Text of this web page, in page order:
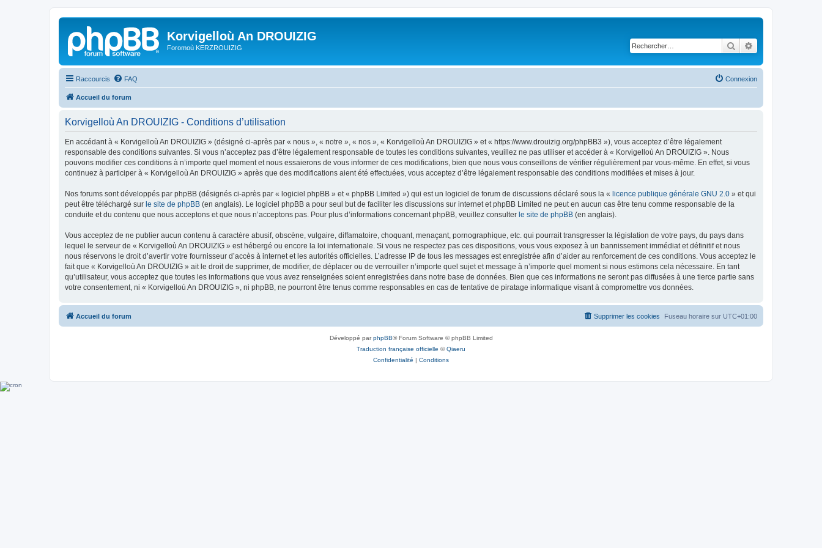
Korvigelloù An DROUIZIG
Foromoù KERZROUIZIG Rechercher
Raccourcis FAQ Connexion
Accueil du forum
Korvigelloù An DROUIZIG - Conditions d’utilisation
En accédant à « Korvigelloù An DROUIZIG » (désigné ci-après par « nous », « notre », « nos », « Korvigelloù An DROUIZIG » et « https://www.drouizig.org/phpBB3 »), vous acceptez d’être légalement
responsable des conditions suivantes. Si vous n’acceptez pas d’être légalement responsable de toutes les conditions suivantes, veuillez ne pas utiliser et accéder à « Korvigelloù An DROUIZIG ». Nous
pouvons modifier ces conditions à n’importe quel moment et nous essaierons de vous informer de ces modifications, bien que nous vous conseillons de vérifier régulièrement par vous-même. En effet, si vous
continuez à participer à « Korvigelloù An DROUIZIG » après que des modifications aient été effectuées, vous acceptez d’être légalement responsable des conditions modifiées et mises à jour.
Nos forums sont développés par phpBB (désignés ci-après par « logiciel phpBB » et « phpBB Limited ») qui est un logiciel de forum de discussions déclaré sous la « licence publique générale GNU 2.0 » et qui
peut être téléchargé sur le site de phpBB (en anglais). Le logiciel phpBB a pour seul but de faciliter les discussions sur internet et phpBB Limited ne peut en aucun cas être tenu comme responsable de la
conduite et du contenu que nous acceptons et que nous n’acceptons pas. Pour plus d’informations concernant phpBB, veuillez consulter le site de phpBB (en anglais).
Vous acceptez de ne publier aucun contenu à caractère abusif, obscène, vulgaire, diffamatoire, choquant, menaçant, pornographique, etc. qui pourrait transgresser la législation de votre pays, du pays dans
lequel le serveur de « Korvigelloù An DROUIZIG » est hébergé ou encore la loi internationale. Si vous ne respectez pas ces dispositions, vous vous exposez à un bannissement immédiat et définitif et nous
nous réservons le droit d’avertir votre fournisseur d’accès à internet et les autorités officielles. L’adresse IP de tous les messages est enregistrée afin d’aider au renforcement de ces conditions. Vous acceptez le
fait que « Korvigelloù An DROUIZIG » ait le droit de supprimer, de modifier, de déplacer ou de verrouiller n’importe quel sujet et message à n’importe quel moment si nous estimons cela nécessaire. En tant
qu’utilisateur, vous acceptez que toutes les informations que vous avez renseignées soient enregistrées dans notre base de données. Bien que ces informations ne seront pas diffusées à une tierce partie sans
votre consentement, ni « Korvigelloù An DROUIZIG », ni phpBB, ne pourront être tenus comme responsables en cas de tentative de piratage informatique visant à compromettre vos données.
Accueil du forum Fuseau horaire sur UTC+01:00
Supprimer les cookies
Développé parphpBB® Forum Software © phpBB Limited
Traduction française officielle ©Qiaeru
Confidentialité | Conditions